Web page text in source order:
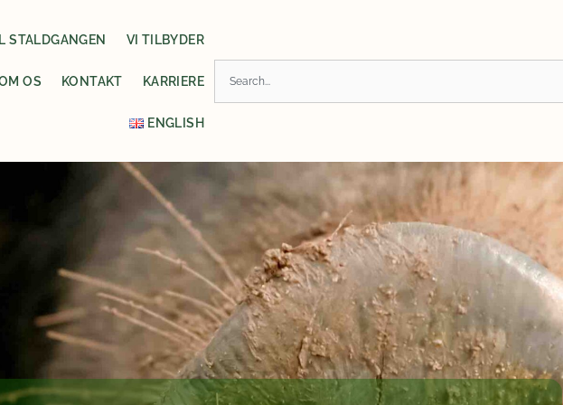
STALDGANGEN VI TILBYDER
OS KONTAKT KARRIERE
ENGLISH